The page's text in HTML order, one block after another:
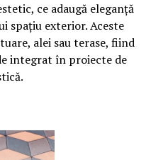
ce adaugă eleganță
spațiu exterior. Aceste
alei sau terase, fiind
integrat în proiecte de